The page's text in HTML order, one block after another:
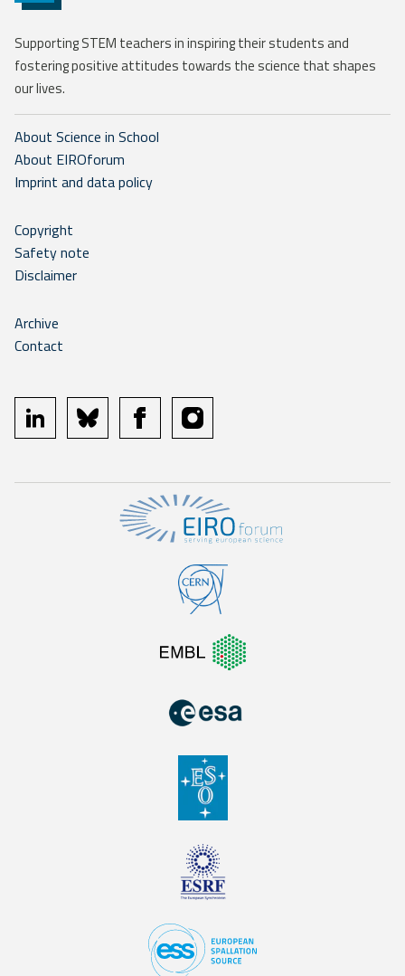
Supporting STEM teachers in inspiring their students and
fostering positive attitudes towards the science that shapes
our lives.
About Science in School
About EIROforum
Imprint and data policy
Copyright
Safety note
Disclaimer
Archive
Contact
linkedin bluesky facebookinstagram